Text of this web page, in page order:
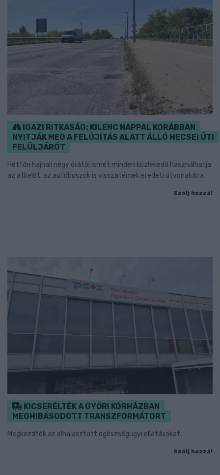
IGAZI RITKASÁG: KILENC NAPPAL KORÁBBAN
NYITJÁK MEG A FELÚJÍTÁS ALATT ÁLLÓ HECSEI ÚTI
FELÜLJÁRÓT
Hétfőn hajnali négy órától ismét minden közlekedő használhatja
az átkelőt, az autóbuszok is visszatérnek eredeti útvonalukra.
Szólj hozzá!
KICSERÉLTÉK A GYŐRI KÓRHÁZBAN
MEGHIBÁSODOTT TRANSZFORMÁTORT
Megkezdték az elhalasztott egészségügyi ellátásokat.
Szólj hozzá!